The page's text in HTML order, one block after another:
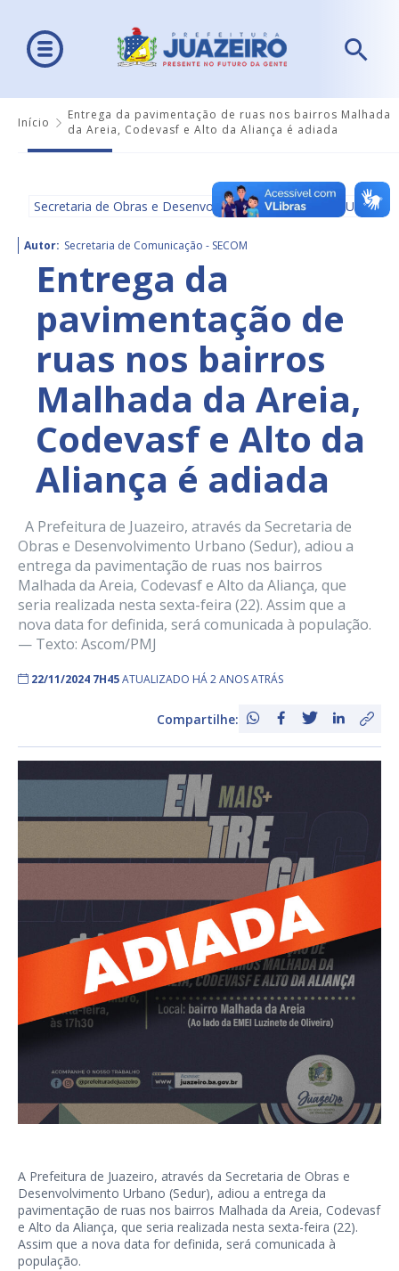
Início
Entrega da pavimentação de ruas nos bairros Malhada
da Areia, Codevasf e Alto da Aliança é adiada
Secretaria de Obras e Desenvolvimento Urbano - SEDUR
Autor: Secretaria de Comunicação - SECOM
Entrega da
pavimentação de
ruas nos bairros
Malhada da Areia,
Codevasf e Alto da
Aliança é adiada
A Prefeitura de Juazeiro, através da Secretaria de
Obras e Desenvolvimento Urbano (Sedur), adiou a
entrega da pavimentação de ruas nos bairros
Malhada da Areia, Codevasf e Alto da Aliança, que
seria realizada nesta sexta-feira (22). Assim que a
nova data for definida, será comunicada à população.
— Texto: Ascom/PMJ
22/11/2024 7H45ATUALIZADO HÁ 2 ANOS ATRÁS
Compartilhe:
A Prefeitura de Juazeiro, através da Secretaria de Obras e
Desenvolvimento Urbano (Sedur), adiou a entrega da
pavimentação de ruas nos bairros Malhada da Areia, Codevasf
e Alto da Aliança, que seria realizada nesta sexta-feira (22).
Assim que a nova data for definida, será comunicada à
população.